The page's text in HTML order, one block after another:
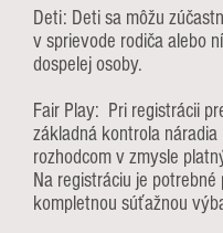
Deti: Deti sa môžu
v sprievode rodiča alebo
dospelej osoby.
Fair Play: Pri registrácii
základná kontrola
rozhodcom v zmysle
Na registráciu je potrebné
kompletnou súťažnou